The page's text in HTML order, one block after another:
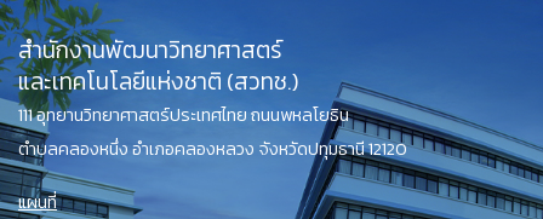
สำนักงานพัฒนาวิทยาศาสตร์
และเทคโนโลยีแห่งชาติ (สวทช.)
111 อุทยานวิทยาศาสตร์ประเทศไทย ถนนพหลโยธิน
ตำบลคลองหนึ่ง อำเภอคลองหลวง จังหวัดปทุมธานี 12120
แผนที่